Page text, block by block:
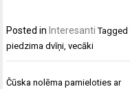
Posted in Interesanti Tagged
piedzima dvīņi,vecāki
Ziņu
Čūska nolēma pamieloties ar